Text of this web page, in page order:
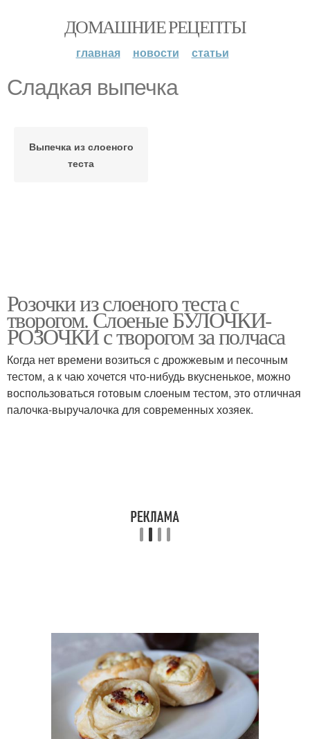
ДОМАШНИЕ РЕЦЕПТЫ
главная новости статьи
Сладкая выпечка
Выпечка из слоеного
теста
Розочки из слоеного теста с
творогом. Слоеные БУЛОЧКИ-
РОЗОЧКИ с творогом за полчаса
Когда нет времени возиться с дрожжевым и песочным
тестом, а к чаю хочется что-нибудь вкусненькое, можно
воспользоваться готовым слоеным тестом, это отличная
палочка-выручалочка для современных хозяек.